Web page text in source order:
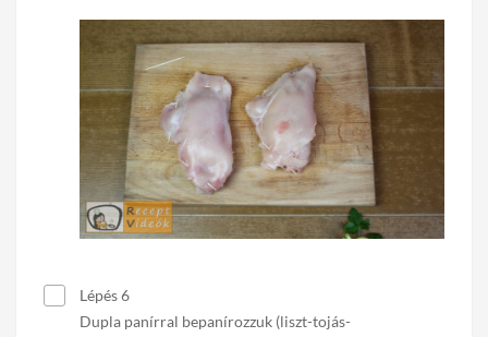
Lépés 6
Dupla panírral bepanírozzuk (liszt-tojás-